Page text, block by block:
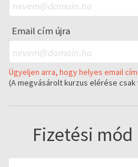
Email cím újra
Ügyeljen arra, hogy helyes email
(A megvásárolt kurzus elérése
Fizetési